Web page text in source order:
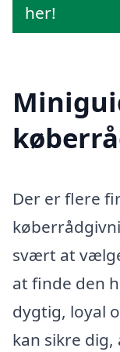
her!
Der er flere
svært at
at finde den
dygtig, loyal
kan sikre